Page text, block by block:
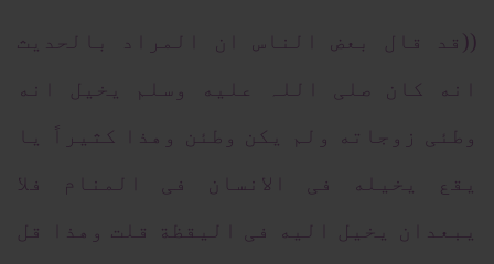
((قد قال بعض الناس ان المراد بالحدیث
انه کان صلی اللہ علیه وسلم یخیل انه
وطئی زوجاته ولم یکن وطئن وهذا کثیراً یا
یقع یخیله فی الانسان فی المنام فلا
یبعدان یخیل الیه فی الیقظة قلت وهذا قل